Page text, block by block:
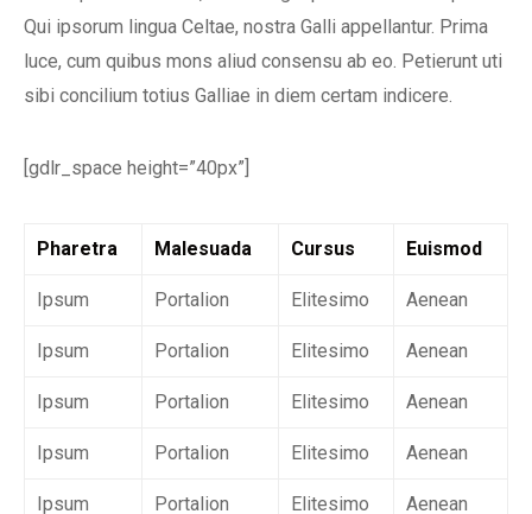
Qui ipsorum lingua Celtae, nostra Galli appellantur. Prima
luce, cum quibus mons aliud consensu ab eo. Petierunt uti
sibi concilium totius Galliae in diem certam indicere.
[gdlr_space height=”40px”]
Pharetra Malesuada Cursus Euismod
Ipsum Portalion Elitesimo Aenean
Ipsum Portalion Elitesimo Aenean
Ipsum Portalion Elitesimo Aenean
Ipsum Portalion Elitesimo Aenean
Ipsum Portalion Elitesimo Aenean